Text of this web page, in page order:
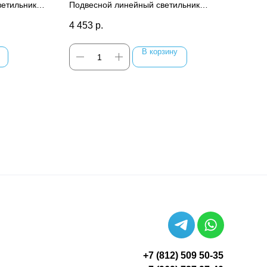
Подвесной линейный светильник
4 453 р.
В корзину
+7 (812) 509 50-35